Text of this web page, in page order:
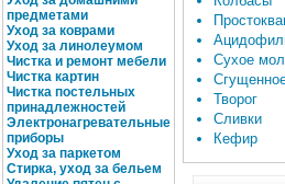
предметами
Уход за коврами
Уход за линолеумом
Чистка и ремонт мебели
Чистка картин
Чистка постельных
принадлежностей
Электронагревательные
приборы
Уход за паркетом
Стирка, уход за бельем
Сухое
Творог
Сливки
Кефир